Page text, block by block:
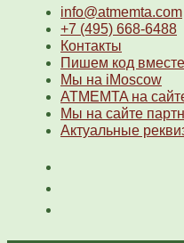
info@atmemta.com
+7 (495) 668-6488
Контакты
Пишем код вместе
Мы на iMoscow
ATMEMTA на
Мы на сайте
Актуальные